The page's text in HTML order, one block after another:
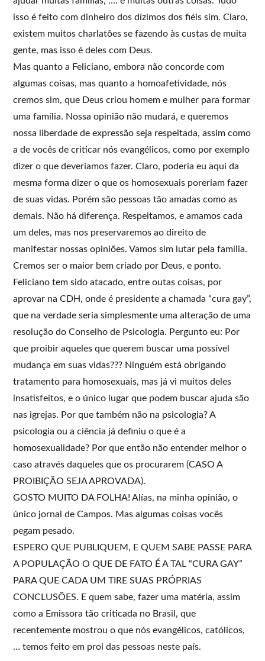
isso é feito com dinheiro dos dízimos dos fiéis sim. Claro,
existem muitos charlatões se fazendo às custas de muita
gente, mas isso é deles com Deus.
Mas quanto a Feliciano, embora não concorde com
algumas coisas, mas quanto a homoafetividade, nós
cremos sim, que Deus criou homem e mulher para formar
uma família. Nossa opinião não mudará, e queremos
nossa liberdade de expressão seja respeitada, assim como
a de vocês de criticar nós evangélicos, como por exemplo
dizer o que deveríamos fazer. Claro, poderia eu aqui da
mesma forma dizer o que os homosexuais poreriam fazer
de suas vidas. Porém são pessoas tão amadas como as
demais. Não há diferença. Respeitamos, e amamos cada
um deles, mas nos preservaremos ao direito de
manifestar nossas opiniões. Vamos sim lutar pela família.
Cremos ser o maior bem criado por Deus, e ponto.
Feliciano tem sido atacado, entre outas coisas, por
aprovar na CDH, onde é presidente a chamada “cura gay”,
que na verdade seria simplesmente uma alteração de uma
resolução do Conselho de Psicologia. Pergunto eu: Por
que proibir aqueles que querem buscar uma possível
mudança em suas vidas??? Ninguém está obrigando
tratamento para homosexuais, mas já vi muitos deles
insatisfeitos, e o único lugar que podem buscar ajuda são
nas igrejas. Por que também não na psicologia? A
psicologia ou a ciência já definiu o que é a
homosexualidade? Por que então não entender melhor o
caso através daqueles que os procurarem (CASO A
PROIBIÇÃO SEJA APROVADA).
GOSTO MUITO DA FOLHA! Alías, na minha opinião, o
único jornal de Campos. Mas algumas coisas vocês
pegam pesado.
ESPERO QUE PUBLIQUEM, E QUEM SABE PASSE PARA
A POPULAÇÃO O QUE DE FATO É A TAL “CURA GAY”
PARA QUE CADA UM TIRE SUAS PRÓPRIAS
CONCLUSÕES. E quem sabe, fazer uma matéria, assim
como a Emissora tão criticada no Brasil, que
recentemente mostrou o que nós evangélicos, católicos,
… temos feito em prol das pessoas neste país.